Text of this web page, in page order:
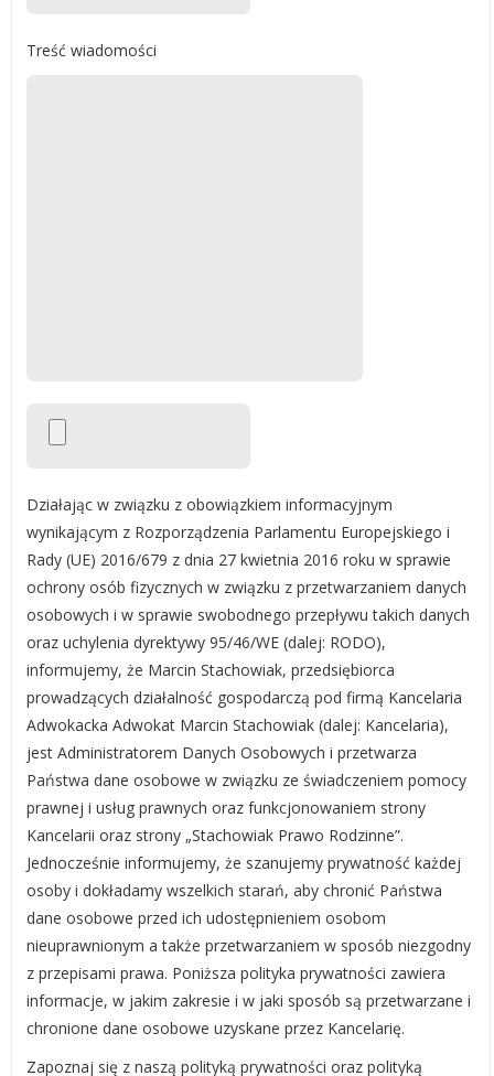
Treść wiadomości
Działając w związku z obowiązkiem informacyjnym
wynikającym z Rozporządzenia Parlamentu Europejskiego i
Rady (UE) 2016/679 z dnia 27 kwietnia 2016 roku w sprawie
ochrony osób fizycznych w związku z przetwarzaniem danych
osobowych i w sprawie swobodnego przepływu takich danych
oraz uchylenia dyrektywy 95/46/WE (dalej: RODO),
informujemy, że Marcin Stachowiak, przedsiębiorca
prowadzących działalność gospodarczą pod firmą Kancelaria
Adwokacka Adwokat Marcin Stachowiak (dalej: Kancelaria),
jest Administratorem Danych Osobowych i przetwarza
Państwa dane osobowe w związku ze świadczeniem pomocy
prawnej i usług prawnych oraz funkcjonowaniem strony
Kancelarii oraz strony „Stachowiak Prawo Rodzinne”.
Jednocześnie informujemy, że szanujemy prywatność każdej
osoby i dokładamy wszelkich starań, aby chronić Państwa
dane osobowe przed ich udostępnieniem osobom
nieuprawnionym a także przetwarzaniem w sposób niezgodny
z przepisami prawa. Poniższa polityka prywatności zawiera
informacje, w jakim zakresie i w jaki sposób są przetwarzane i
chronione dane osobowe uzyskane przez Kancelarię.
Zapoznaj się z naszą polityką prywatności oraz polityką